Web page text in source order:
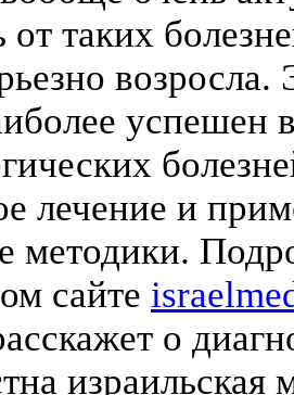
от таких
успешен
лечение и
методики.
сайте
о